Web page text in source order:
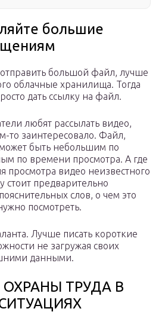
большие
большой файл, лучше
облачные хранилища. Тогда
дать ссылку на файл.
любят рассылать видео,
то заинтересовало. Файл,
быть небольшим по
по времени просмотра. А где
просмотра видео неизвестного
стоит предварительно
слов, о чем это
посмотреть.
Лучше писать короткие
не загружая своих
данными.
ТРУДА В